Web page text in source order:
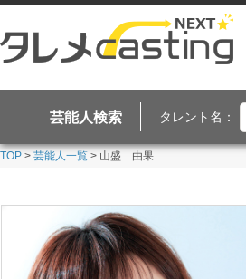
芸能人検索 タレント名：
TOP > 芸能人一覧 > 山盛 由果